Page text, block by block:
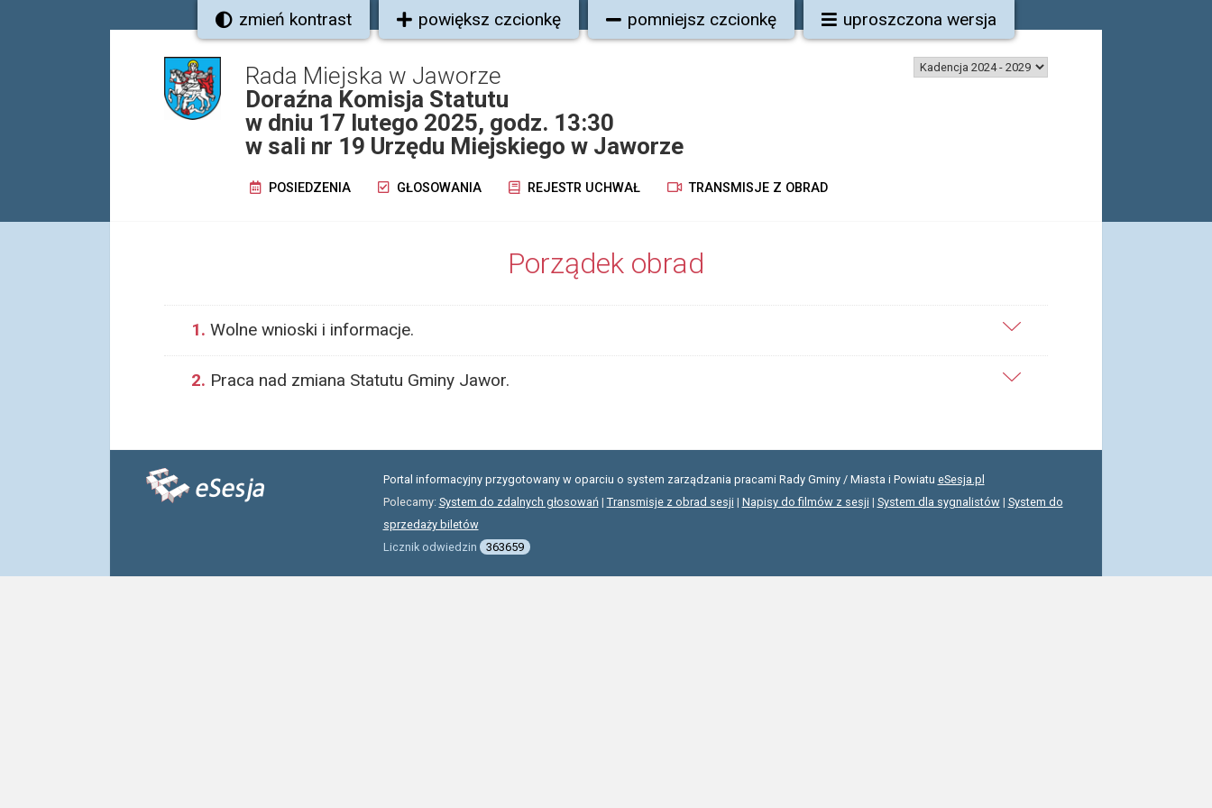
zmień kontrast powiększ czcionkę pomniejsz czcionkę uproszczona wersja
Rada Miejska w Jaworze
Doraźna Komisja Statutu
w dniu 17 lutego 2025, godz. 13:30
w sali nr 19 Urzędu Miejskiego w Jaworze
POSIEDZENIA GŁOSOWANIA REJESTR UCHWAŁ TRANSMISJE Z OBRAD
Porządek obrad
1. Wolne wnioski i informacje.
2. Praca nad zmiana Statutu Gminy Jawor.
Portal informacyjny przygotowany w oparciu o system zarządzania pracami Rady Gminy / Miasta i Powiatu eSesja.pl
Polecamy: System do zdalnych głosowań| Transmisje z obrad sesji | Napisy do filmów z sesji | System dla sygnalistów| System do
sprzedaży biletów
Licznik odwiedzin
363659